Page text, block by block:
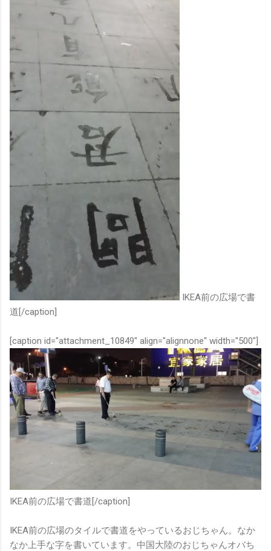
IKEA前の広場で書
道[/caption]
[caption id="attachment_10849" align="alignnone" width="500"]
IKEA前の広場で書道[/caption]
IKEA前の広場のタイルで書道をやっているおじちゃん。なか
なか上手な字を書いています。中国大陸のおじちゃんオバち